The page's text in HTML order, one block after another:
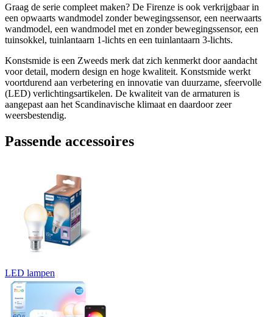
Graag de serie compleet maken? De Firenze is ook verkrijgbaar in
een opwaarts wandmodel zonder bewegingssensor, een neerwaarts
wandmodel, een wandmodel met en zonder bewegingssensor, een
tuinsokkel, tuinlantaarn 1-lichts en een tuinlantaarn 3-lichts.
Konstsmide is een Zweeds merk dat zich kenmerkt door aandacht
voor detail, modern design en hoge kwaliteit. Konstsmide werkt
voortdurend aan verbetering en innovatie van duurzame, sfeervolle
(LED) verlichtingsartikelen. De kwaliteit van de armaturen is
aangepast aan het Scandinavische klimaat en daardoor zeer
weersbestendig.
Passende accessoires
LED lampen